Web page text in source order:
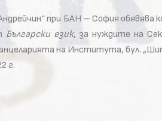
при БАН – София обявява
Български език, за нуждите на
на Института, бул.
г.